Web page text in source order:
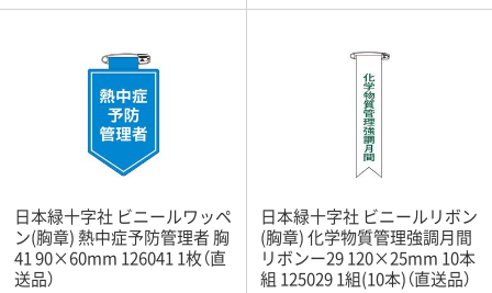
日本緑十字社 ビニールワッペ
ン(胸章) 熱中症予防管理者 胸
41 90×60mm 126041 1枚（直
送品）
日本緑十字社 ビニールリボン
(胸章) 化学物質管理強調月間
リボンー29 120×25mm 10本
組 125029 1組(10本)（直送品）